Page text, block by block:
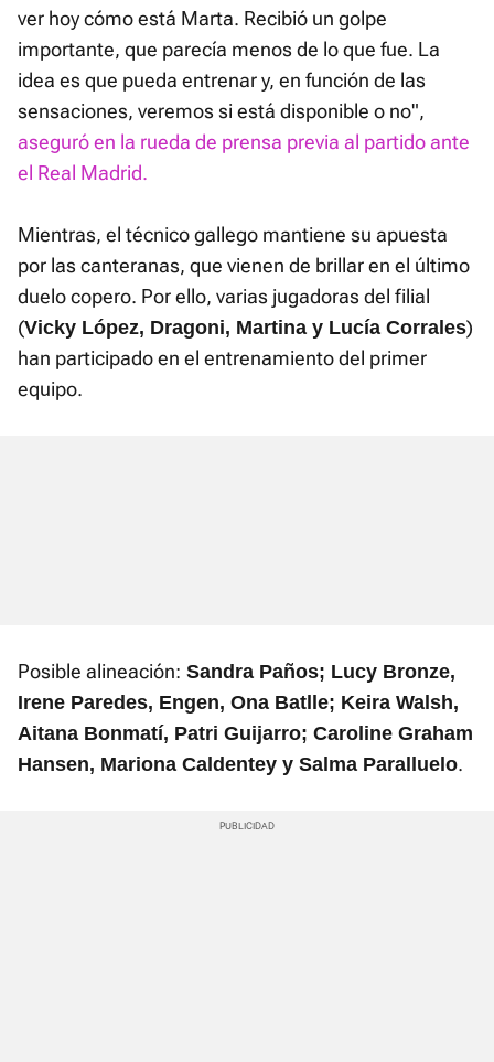
ver hoy cómo está Marta. Recibió un golpe
importante, que parecía menos de lo que fue. La
idea es que pueda entrenar y, en función de las
sensaciones, veremos si está disponible o no",
aseguró en la rueda de prensa previa al partido ante
el Real Madrid.
Mientras, el técnico gallego mantiene su apuesta
por las canteranas, que vienen de brillar en el último
duelo copero. Por ello, varias jugadoras del filial
(Vicky López, Dragoni, Martina y Lucía Corrales)
han participado en el entrenamiento del primer
equipo.
Posible alineación: Sandra Paños; Lucy Bronze,
Irene Paredes, Engen, Ona Batlle; Keira Walsh,
Aitana Bonmatí, Patri Guijarro; Caroline Graham
Hansen, Mariona Caldentey y Salma Paralluelo.